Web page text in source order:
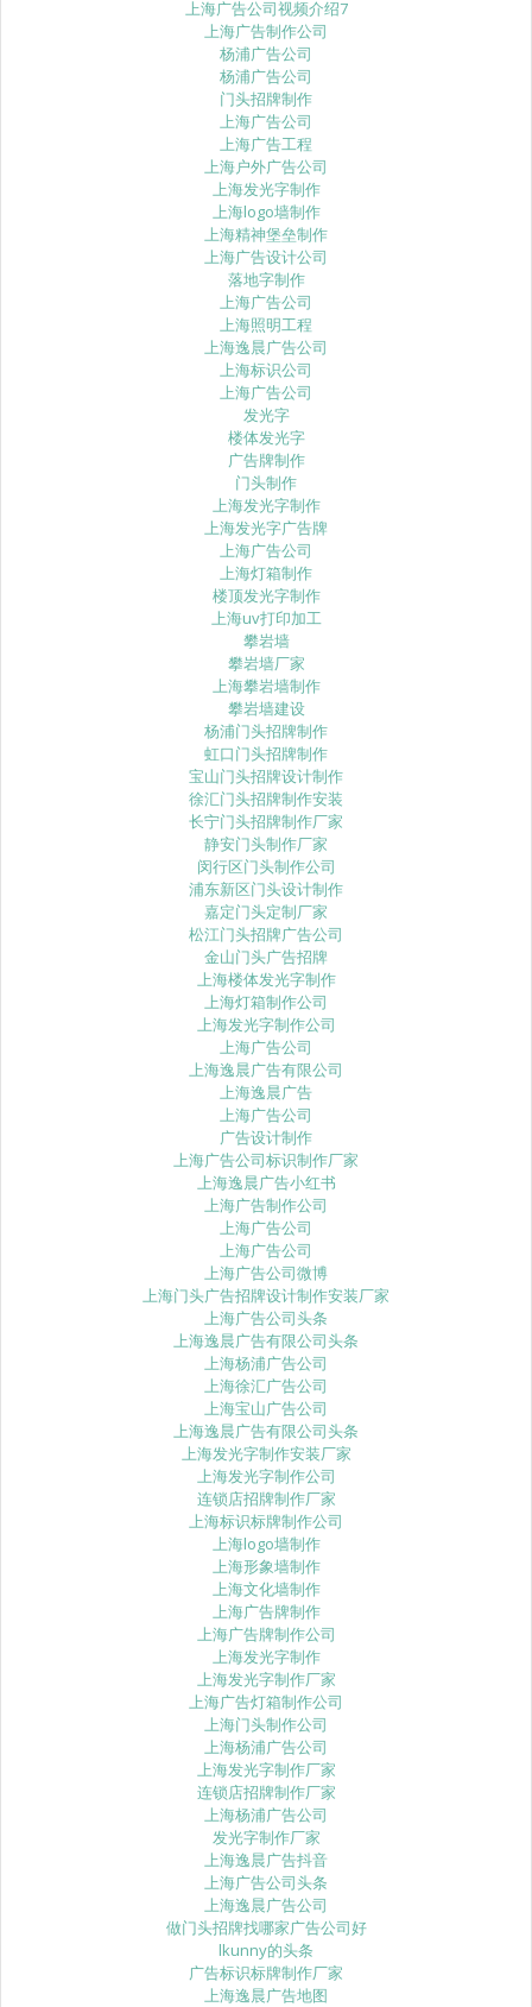
上海广告公司视频介绍7
上海广告制作公司
杨浦广告公司
杨浦广告公司
门头招牌制作
上海广告公司
上海广告工程
上海户外广告公司
上海发光字制作
上海logo墙制作
上海精神堡垒制作
上海广告设计公司
落地字制作
上海广告公司
上海照明工程
上海逸晨广告公司
上海标识公司
上海广告公司
发光字
楼体发光字
广告牌制作
门头制作
上海发光字制作
上海发光字广告牌
上海广告公司
上海灯箱制作
楼顶发光字制作
上海uv打印加工
攀岩墙
攀岩墙厂家
上海攀岩墙制作
攀岩墙建设
杨浦门头招牌制作
虹口门头招牌制作
宝山门头招牌设计制作
徐汇门头招牌制作安装
长宁门头招牌制作厂家
静安门头制作厂家
闵行区门头制作公司
浦东新区门头设计制作
嘉定门头定制厂家
松江门头招牌广告公司
金山门头广告招牌
上海楼体发光字制作
上海灯箱制作公司
上海发光字制作公司
上海广告公司
上海逸晨广告有限公司
上海逸晨广告
上海广告公司
广告设计制作
上海广告公司标识制作厂家
上海逸晨广告小红书
上海广告制作公司
上海广告公司
上海广告公司
上海广告公司微博
上海门头广告招牌设计制作安装厂家
上海广告公司头条
上海逸晨广告有限公司头条
上海杨浦广告公司
上海徐汇广告公司
上海宝山广告公司
上海逸晨广告有限公司头条
上海发光字制作安装厂家
上海发光字制作公司
连锁店招牌制作厂家
上海标识标牌制作公司
上海logo墙制作
上海形象墙制作
上海文化墙制作
上海广告牌制作
上海广告牌制作公司
上海发光字制作
上海发光字制作厂家
上海广告灯箱制作公司
上海门头制作公司
上海杨浦广告公司
上海发光字制作厂家
连锁店招牌制作厂家
上海杨浦广告公司
发光字制作厂家
上海逸晨广告抖音
上海广告公司头条
上海逸晨广告公司
做门头招牌找哪家广告公司好
lkunny的头条
广告标识标牌制作厂家
上海逸晨广告地图